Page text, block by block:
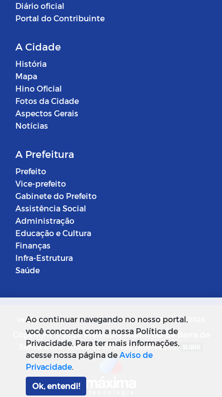
Diário oficial
Portal do Contribuinte
A Cidade
História
Mapa
Hino Oficial
Fotos da Cidade
Aspectos Gerais
Notícias
A Prefeitura
Prefeito
Vice-prefeito
Gabinete do Prefeito
Assistência Social
Administração
Educação e Cultura
Finanças
Infra-Estrutura
Saúde
Versão do Sistema: 5.0.268 Data da Versão: 18/03/2026
Copyright © 2026 Prefeitura Municipal de Barra de
Santa Rosa. Todos os direitos reservados.
Ao continuar navegando no nosso portal,
você concorda com a nossa Política de
Privacidade. Para ter mais informações,
acesse nossa página deAviso de
Privacidade.
Ok, entendi!